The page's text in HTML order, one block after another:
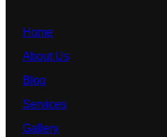
Home
About Us
Blog
Services
Gallery